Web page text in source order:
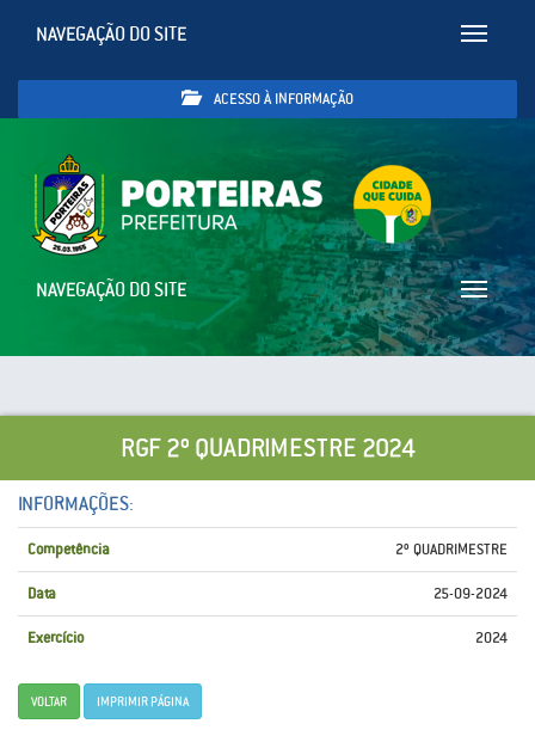
Toggle
NAVEGAÇÃO DO SITE
ACESSO À INFORMAÇÃO
Toggle
NAVEGAÇÃO DO SITE
RGF 2º QUADRIMESTRE 2024
INFORMAÇÕES:
Competência 2º QUADRIMESTRE
Data 25-09-2024
Exercício 2024
VOLTAR IMPRIMIR PÁGINA